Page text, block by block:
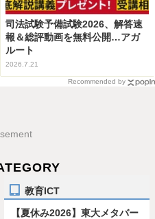
司法試験予備試験2026、解答速
報＆総評動画を無料公開…アガ
ルート
2026.7.21
Recommended by
教育ICT
【夏休み2026】東大メタバー